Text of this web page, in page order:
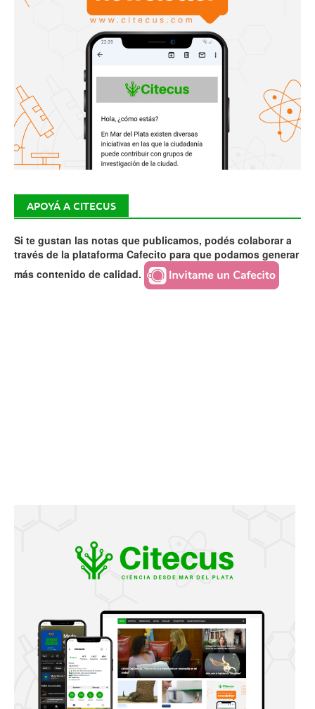
APOYÁ A CITECUS
Si te gustan las notas que publicamos, podés colaborar a
través de la plataforma Cafecito para que podamos generar
más contenido de calidad.